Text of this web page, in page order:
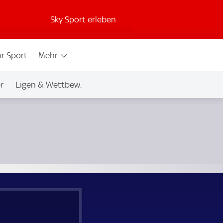
Sky Sport erleben
Sport Mehr
Ligen & Wettbew.